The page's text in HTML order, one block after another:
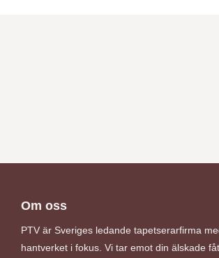
Om oss
PTV är Sveriges ledande tapetserarfirma
hantverket i fokus. Vi tar emot din älskade